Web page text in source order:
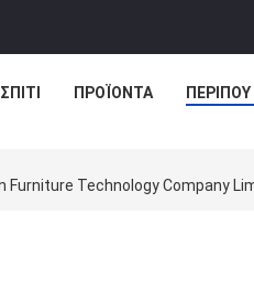
ΣΠΊΤΙ ΠΡΟΪΌΝΤΑ ΠΕΡΊΠΟΥ
Furniture Technology Company